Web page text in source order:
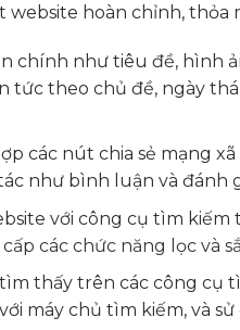
website hoàn chỉnh, thỏa
chính như tiêu đề, hình
tức theo chủ đề, ngày
các nút chia sẻ mạng
như bình luận và đánh
với công cụ tìm
các chức năng lọc và
thấy trên các công cụ
máy chủ tìm kiếm, và